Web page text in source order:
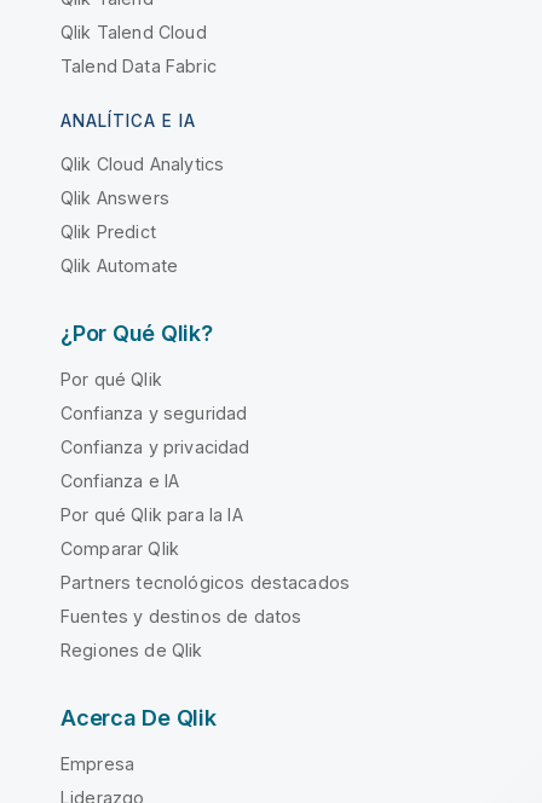
Qlik Talend Cloud
Talend Data Fabric
ANALÍTICA E IA
Qlik Cloud Analytics
Qlik Answers
Qlik Predict
Qlik Automate
¿Por Qué Qlik?
Por qué Qlik
Confianza y seguridad
Confianza y privacidad
Confianza e IA
Por qué Qlik para la IA
Comparar Qlik
Partners tecnológicos destacados
Fuentes y destinos de datos
Regiones de Qlik
Acerca De Qlik
Empresa
Liderazgo